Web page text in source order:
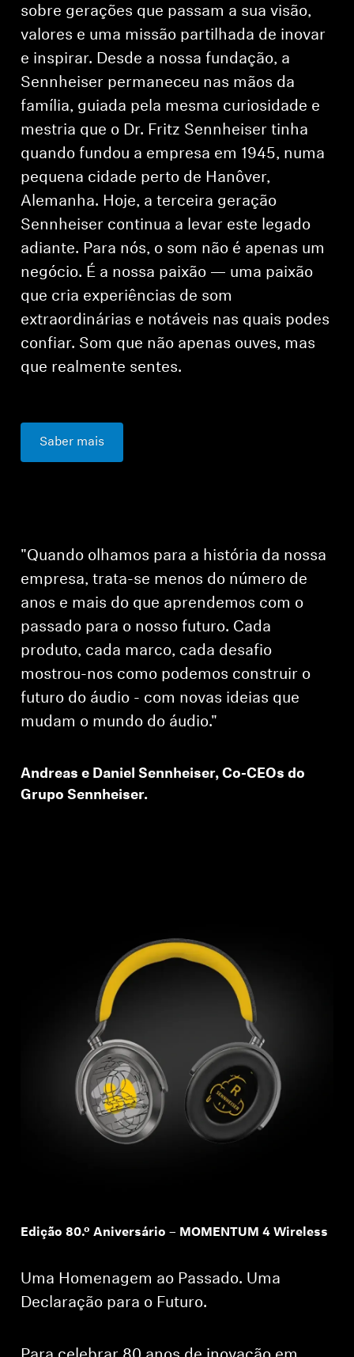
sobre gerações que passam a sua visão,
valores e uma missão partilhada de inovar
e inspirar. Desde a nossa fundação, a
Sennheiser permaneceu nas mãos da
família, guiada pela mesma curiosidade e
mestria que o Dr. Fritz Sennheiser tinha
quando fundou a empresa em 1945, numa
pequena cidade perto de Hanôver,
Alemanha. Hoje, a terceira geração
Sennheiser continua a levar este legado
adiante. Para nós, o som não é apenas um
negócio. É a nossa paixão — uma paixão
que cria experiências de som
extraordinárias e notáveis nas quais podes
confiar. Som que não apenas ouves, mas
que realmente sentes.
Saber mais
"Quando olhamos para a história da nossa
empresa, trata-se menos do número de
anos e mais do que aprendemos com o
passado para o nosso futuro. Cada
produto, cada marco, cada desafio
mostrou-nos como podemos construir o
futuro do áudio - com novas ideias que
mudam o mundo do áudio."
Andreas e Daniel Sennheiser, Co-CEOs do
Grupo Sennheiser.
Edição 80.º Aniversário – MOMENTUM 4 Wireless
Uma Homenagem ao Passado. Uma
Declaração para o Futuro.
Login required